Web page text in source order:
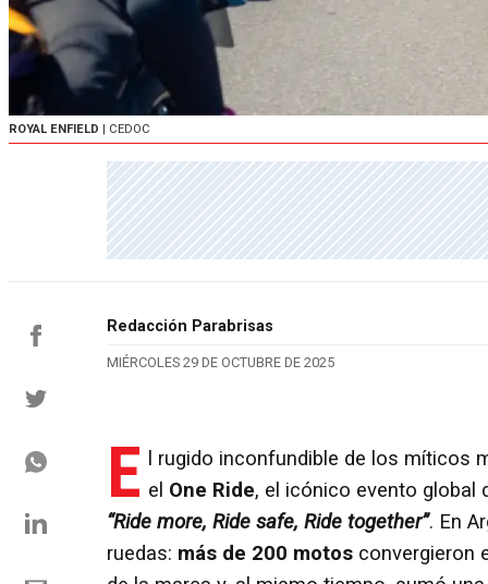
ROYAL ENFIELD | CEDOC
Redacción Parabrisas
MIÉRCOLES 29 DE OCTUBRE DE 2025
E l rugido inconfundible de los míticos
el One Ride, el icónico evento global
“Ride more, Ride safe, Ride together”. En
ruedas: más de 200 motos convergieron